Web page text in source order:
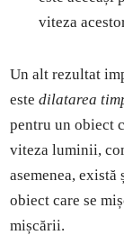
viteza
Un alt rezultat
estedilatarea
pentru un obiect
viteza luminii,
asemenea, există
obiect care se
mișcării.